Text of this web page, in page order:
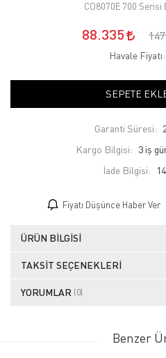
CO8070E 700
88.335
Havale Fiyatı:
SEPETE
Garanti Süresi:
Kargo Bilgisi: 3 iş
İade Bilgisi:
Fiyatı Düşünce Haber Ver
ÜRÜN BILGISI
TAKSIT SEÇENEKLERI
YORUMLAR (0)
Benzer